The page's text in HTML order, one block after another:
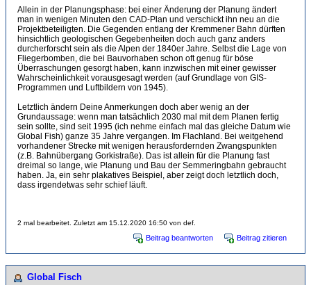
Allein in der Planungsphase: bei einer Änderung der Planung ändert
man in wenigen Minuten den CAD-Plan und verschickt ihn neu an die
Projektbeteiligten. Die Gegenden entlang der Kremmener Bahn dürften
hinsichtlich geologischen Gegebenheiten doch auch ganz anders
durcherforscht sein als die Alpen der 1840er Jahre. Selbst die Lage von
Fliegerbomben, die bei Bauvorhaben schon oft genug für böse
Überraschungen gesorgt haben, kann inzwischen mit einer gewisser
Wahrscheinlichkeit vorausgesagt werden (auf Grundlage von GIS-
Programmen und Luftbildern von 1945).
Letztlich ändern Deine Anmerkungen doch aber wenig an der
Grundaussage: wenn man tatsächlich 2030 mal mit dem Planen fertig
sein sollte, sind seit 1995 (ich nehme einfach mal das gleiche Datum wie
Global Fish) ganze 35 Jahre vergangen. Im Flachland. Bei weitgehend
vorhandener Strecke mit wenigen herausfordernden Zwangspunkten
(z.B. Bahnübergang Gorkistraße). Das ist allein für die Planung fast
dreimal so lange, wie Planung und Bau der Semmeringbahn gebraucht
haben. Ja, ein sehr plakatives Beispiel, aber zeigt doch letztlich doch,
dass irgendetwas sehr schief läuft.
2 mal bearbeitet. Zuletzt am 15.12.2020 16:50 von def.
Beitrag beantworten Beitrag zitieren
Global Fisch